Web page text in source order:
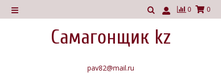
0 0
Самагонщик kz
pav82@mail.ru